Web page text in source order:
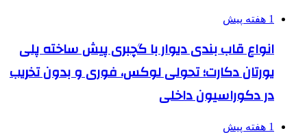
1 هفته پیش
انواع قاب بندی دیوار با گچبری پیش ساخته پلی
یورتان دکارت؛ تحولی لوکس، فوری و بدون تخریب
در دکوراسیون داخلی
1 هفته پیش